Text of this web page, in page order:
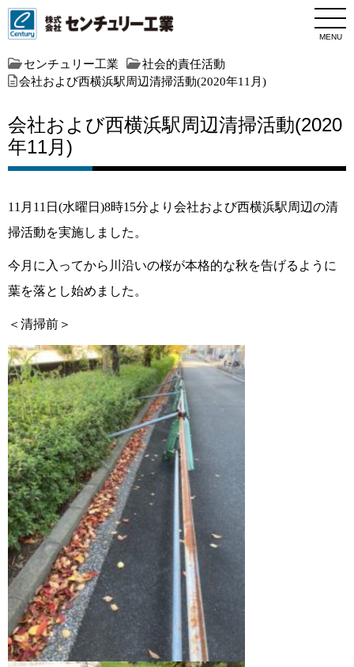
MENU
センチュリー工業
社会的責任活動
会社および西横浜駅周辺清掃活動(2020年11月)
会社および西横浜駅周辺清掃活動(2020
年11月)
11月11日(水曜日)8時15分より会社および西横浜駅周辺の清
掃活動を実施しました。
今月に入ってから川沿いの桜が本格的な秋を告げるように
葉を落とし始めました。
＜清掃前＞